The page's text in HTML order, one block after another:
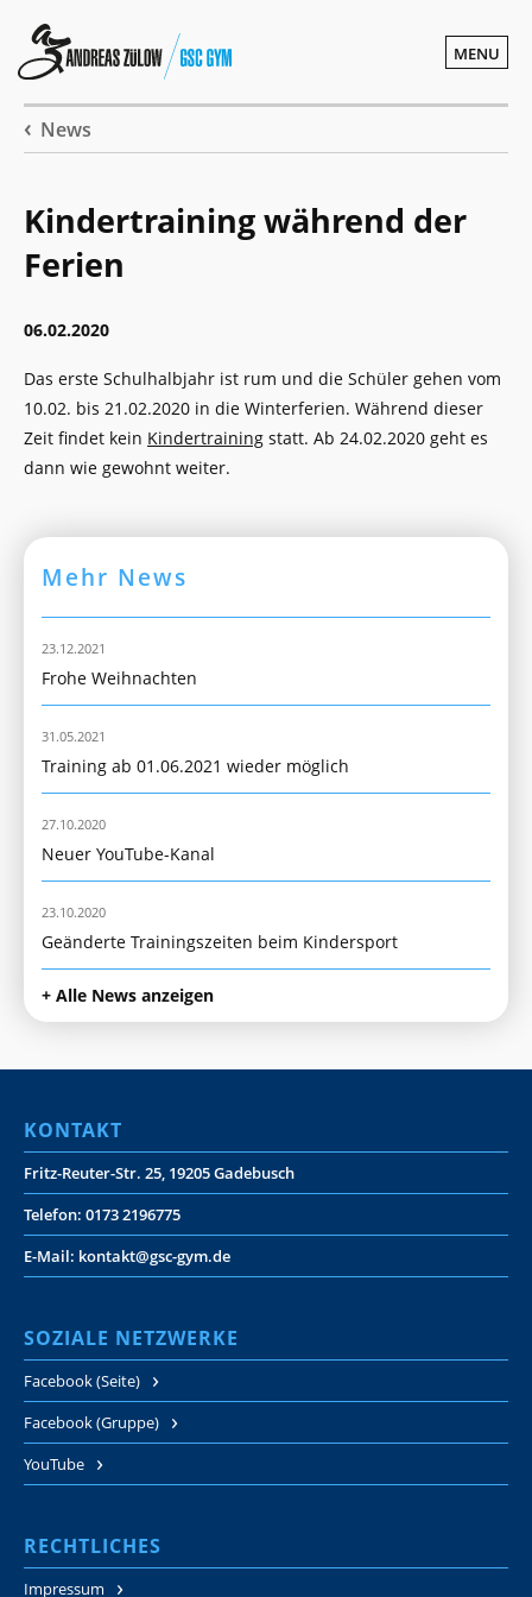
MENU
News
Kindertraining während der
Ferien
06.02.2020
Das erste Schulhalbjahr ist rum und die Schüler gehen vom
10.02. bis 21.02.2020 in die Winterferien. Während dieser
Zeit findet kein Kindertraining statt. Ab 24.02.2020 geht es
dann wie gewohnt weiter.
Mehr News
23.12.2021
Frohe Weihnachten
31.05.2021
Training ab 01.06.2021 wieder möglich
27.10.2020
Neuer YouTube-Kanal
23.10.2020
Geänderte Trainingszeiten beim Kindersport
+ Alle News anzeigen
KONTAKT
Fritz-Reuter-Str. 25, 19205 Gadebusch
Telefon: 0173 2196775
E-Mail: kontakt@gsc-gym.de
SOZIALE NETZWERKE
Facebook (Seite)
Facebook (Gruppe)
YouTube
RECHTLICHES
Impressum